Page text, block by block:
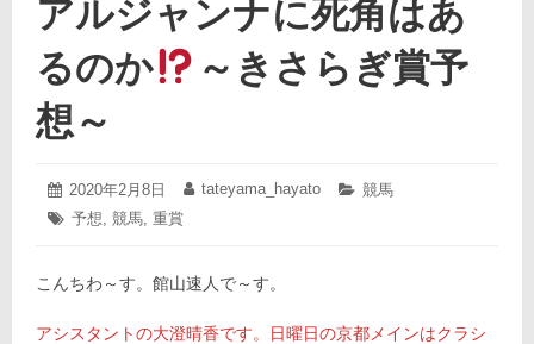
アルジャンナに死角はあ
るのか
～きさらぎ賞予
想～
投
稿
2020年2月8日
2020
年
2
日
投
tateyama_hayato
カ
競馬
タ
予想, 競馬, 重賞
こんちわ～す。館山速人で～す。
アシスタントの大澄晴香です。日曜日の京都メインはクラシ